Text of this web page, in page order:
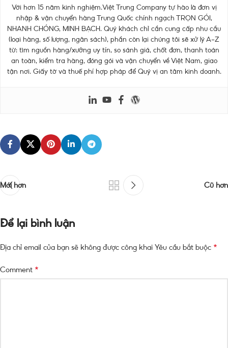
Với hơn 15 năm kinh nghiệm.Việt Trung Company tự hào là đơn vị
nhập & vận chuyển hàng Trung Quốc chính ngạch TRỌN GÓI,
NHANH CHÓNG, MINH BẠCH. Quý khách chỉ cần cung cấp nhu cầu
(loại hàng, số lượng, ngân sách), phần còn lại chúng tôi sẽ xử lý A–Z
từ: tìm nguồn hàng/xưởng uy tín, so sánh giá, chốt đơn, thanh toán
an toàn, kiểm tra hàng, đóng gói và vận chuyển về Việt Nam, giao
tận nơi. Giấy tờ và thuế phí hợp pháp để Quý vị an tâm kinh doanh.
Mới hơn Cũ hơn
Để lại bình luận
Địa chỉ email của bạn sẽ không được công khai Yêu cầu bắt buộc *
Comment *